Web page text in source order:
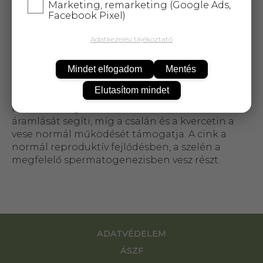
NOW PROSTATE HEALTH GÉL. A készítmény
hatóanyagai (tökmagolaj, törpepálma
szterinek) hozzájárulnak a prosztata egészséges
szterinek, a paradicsomból nyert likopin, részt
vesznek az urinális rendszer normál funkcióinak
fenntartásában, a tökmagolaj az alsó húgyúti
rendszer megfelelő működését és a vizelet
áramlását segíti, míg a csalán és a kvercetin a
vese normál működését támogatja. A cink a
normál reproduktív fejlődésben, a szelén a
megfelelő spermatogenezisben vesz részt.
ADATVÉDELEM
ÁSZF
Marketing, remarketing (Google Ads,
Facebook Pixel)
Adatkezelési tájékoztató
Mindet elfogadom Mentés
Elutasítom mindet